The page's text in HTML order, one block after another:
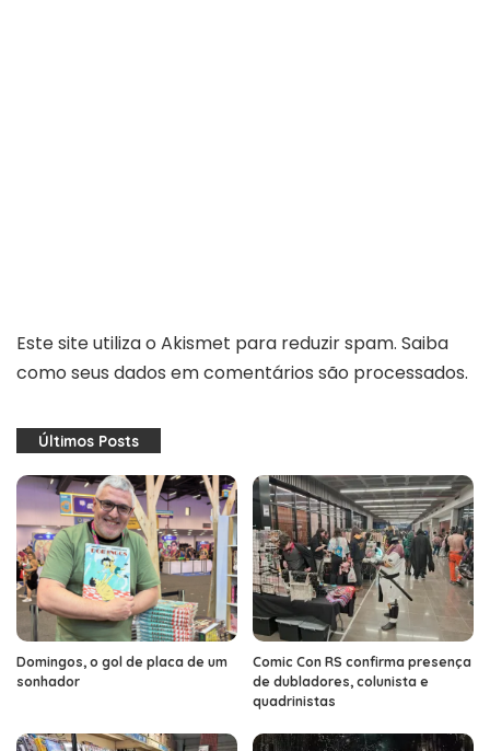
Este site utiliza o Akismet para reduzir spam. Saiba
como seus dados em comentários são processados.
Últimos Posts
Domingos, o gol de placa de um
sonhador
Comic Con RS confirma presença
de dubladores, colunista e
quadrinistas